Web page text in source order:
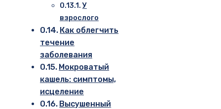
У
взрослого­
Как облегчить
течение
заболевания
Мокроватый
кашель: симптомы,
исцеление
Высушенный